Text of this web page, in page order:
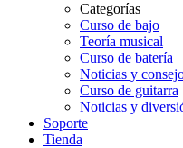
Categorías
Curso de bajo
Teoría musical
Curso de batería
Noticias y
Curso de guitarra
Noticias y
Soporte
Tienda